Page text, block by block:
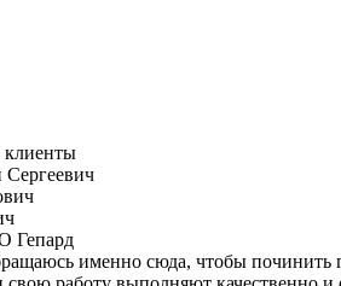
клиенты
Гепард
именно сюда, чтобы починить